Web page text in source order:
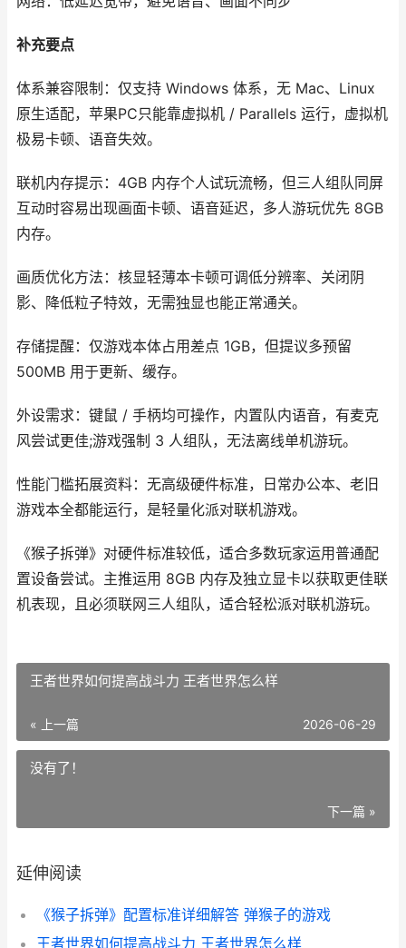
补充要点
体系兼容限制：仅支持 Windows 体系，无 Mac、Linux
原生适配，苹果PC只能靠虚拟机 / Parallels 运行，虚拟机
极易卡顿、语音失效。
联机内存提示：4GB 内存个人试玩流畅，但三人组队同屏
互动时容易出现画面卡顿、语音延迟，多人游玩优先 8GB
内存。
画质优化方法：核显轻薄本卡顿可调低分辨率、关闭阴
影、降低粒子特效，无需独显也能正常通关。
存储提醒：仅游戏本体占用差点 1GB，但提议多预留
500MB 用于更新、缓存。
外设需求：键鼠 / 手柄均可操作，内置队内语音，有麦克
风尝试更佳;游戏强制 3 人组队，无法离线单机游玩。
性能门槛拓展资料：无高级硬件标准，日常办公本、老旧
游戏本全都能运行，是轻量化派对联机游戏。
《猴子拆弹》对硬件标准较低，适合多数玩家运用普通配
置设备尝试。主推运用 8GB 内存及独立显卡以获取更佳联
机表现，且必须联网三人组队，适合轻松派对联机游玩。
王者世界如何提高战斗力 王者世界怎么样
« 上一篇 2026-06-29
没有了！
下一篇 »
延伸阅读
《猴子拆弹》配置标准详细解答 弹猴子的游戏
王者世界如何提高战斗力 王者世界怎么样